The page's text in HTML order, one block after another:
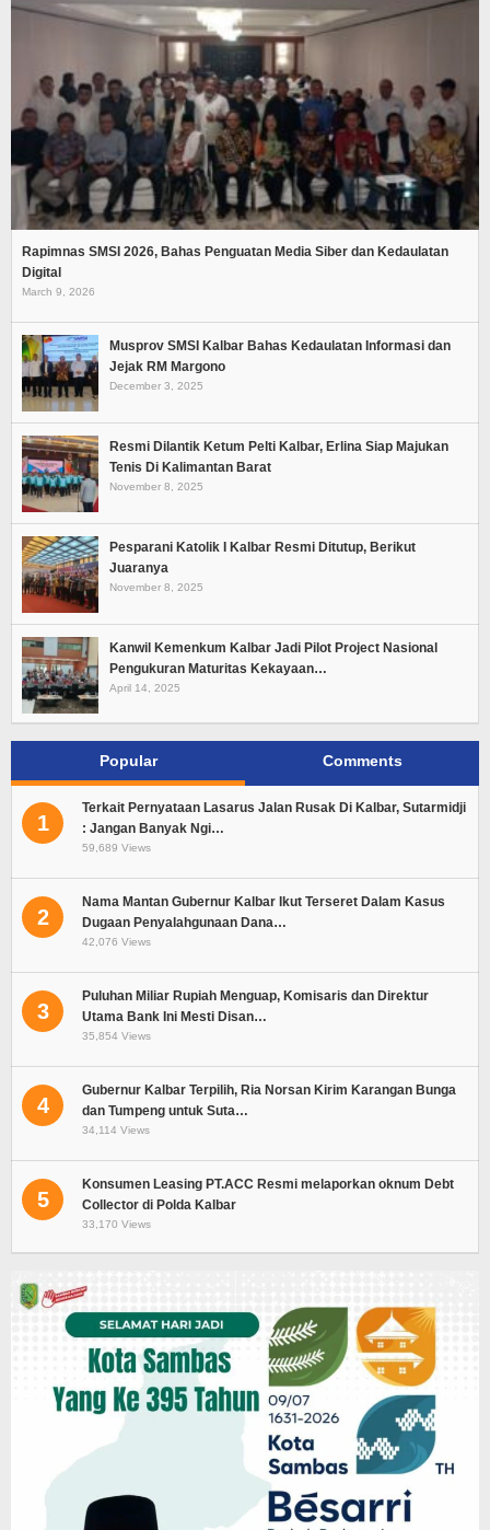
Rapimnas SMSI 2026, Bahas Penguatan Media Siber dan Kedaulatan
Digital
March 9, 2026
Musprov SMSI Kalbar Bahas Kedaulatan Informasi dan
Jejak RM Margono
December 3, 2025
Resmi Dilantik Ketum Pelti Kalbar, Erlina Siap Majukan
Tenis Di Kalimantan Barat
November 8, 2025
Pesparani Katolik I Kalbar Resmi Ditutup, Berikut
Juaranya
November 8, 2025
Kanwil Kemenkum Kalbar Jadi Pilot Project Nasional
Pengukuran Maturitas Kekayaan…
April 14, 2025
Popular Comments
1
Terkait Pernyataan Lasarus Jalan Rusak Di Kalbar, Sutarmidji
: Jangan Banyak Ngi…
59,689 Views
2
Nama Mantan Gubernur Kalbar Ikut Terseret Dalam Kasus
Dugaan Penyalahgunaan Dana…
42,076 Views
3
Puluhan Miliar Rupiah Menguap, Komisaris dan Direktur
Utama Bank Ini Mesti Disan…
35,854 Views
4
Gubernur Kalbar Terpilih, Ria Norsan Kirim Karangan Bunga
dan Tumpeng untuk Suta…
34,114 Views
5
Konsumen Leasing PT.ACC Resmi melaporkan oknum Debt
Collector di Polda Kalbar
33,170 Views